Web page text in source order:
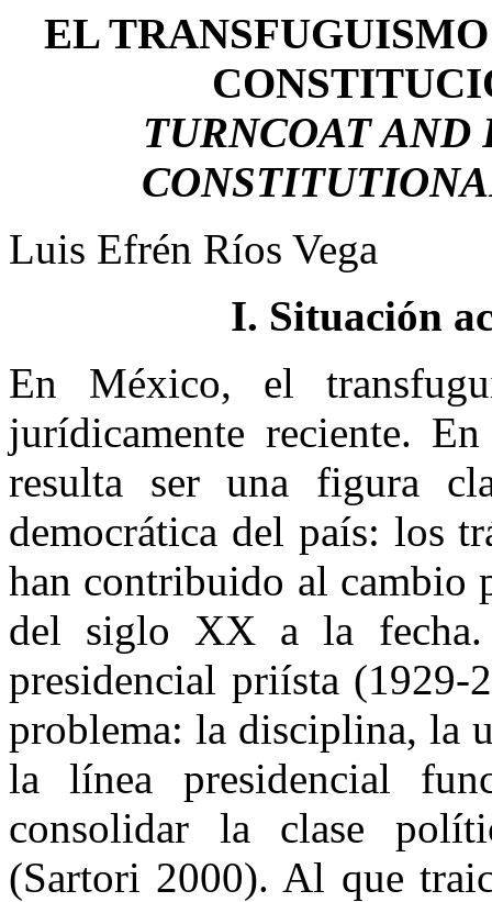
EL
TURNCOAT
Luis Efrén Ríos Vega
I. Situación
En México, el
jurídicamente reciente.
resulta ser una figura
democrática del país: los
han contribuido al cambio
del siglo XX a la fecha.
presidencial priísta
problema: la disciplina, la
la línea presidencial
consolidar la clase
(Sartori 2000). Al que